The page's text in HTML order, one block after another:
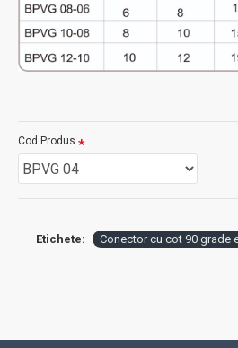
Cod Produs
Etichete: Conector cu cot 90 grade